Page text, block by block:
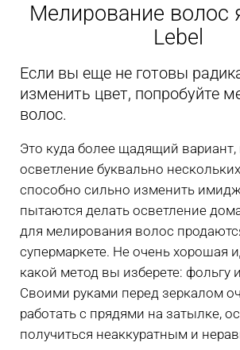
Мелирование волос
Lebel
Если вы еще не готовы
изменить цвет, попробуйте
волос.
Это куда более щадящий
осветление буквально
способно сильно изменить
пытаются делать осветление
для мелирования волос
супермаркете. Не очень хорошая
какой метод вы изберете: фольгу
Своими руками перед зеркалом
работать с прядями на затылке,
получиться неаккуратным и